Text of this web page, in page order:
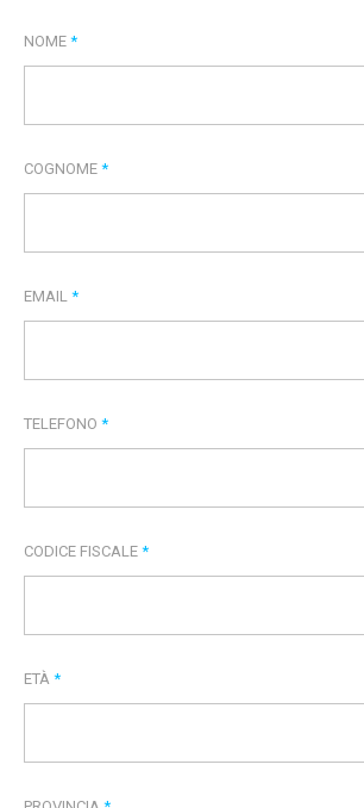
NOME *
COGNOME *
EMAIL *
TELEFONO *
CODICE FISCALE *
ETÀ *